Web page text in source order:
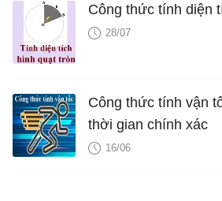
Công thức tính diện
28/07
Công thức tính vận
thời gian chính xác
16/06